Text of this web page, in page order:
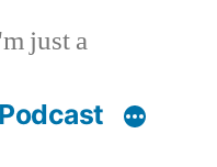
just a
Podcast